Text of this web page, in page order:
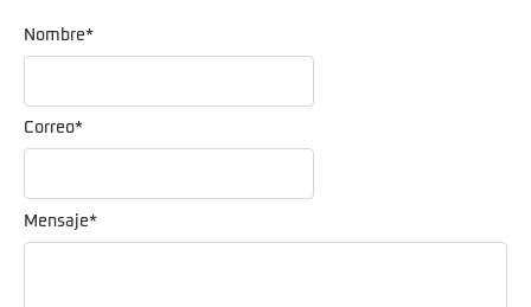
Mensaje*
Nombre*
Correo*